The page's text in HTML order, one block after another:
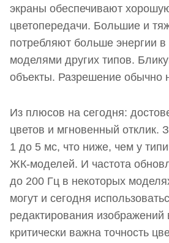
экраны обеспечивают
цветопередачи. Большие и
потребляют больше энергии в
моделями других типов.
объекты. Разрешение обычно
Из плюсов на сегодня:
цветов и мгновенный отклик.
1 до 5 мс, что ниже, чем у
ЖК-моделей. И частота
до 200 Гц в некоторых
могут и сегодня
редактирования изображений
критически важна точность